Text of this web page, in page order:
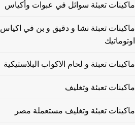
ماكينات تعبئة سوائل في عبوات وأكياس
ماكينات تعبئة نشا و دقيق و بن في اكياس
اوتوماتيك
ماكينات تعبئة و لحام الاكواب البلاستيكية
ماكينات تعبئة وتغليف
ماكينات تعبئة وتغليف مستعملة مصر